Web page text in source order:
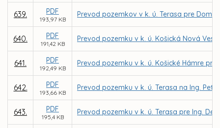
639. PDF
193,97 KB
Prevod pozemkov v k. ú. Terasa pre
640. PDF
191,42 KB
Prevod pozemku v k. ú. Košická Nová
641. PDF
192,49 KB
Prevod pozemku v k. ú. Košické Hámre
642. PDF
193,66 KB
Prevod pozemku v k. ú. Terasa na Ing.
643. PDF
195,4 KB
Prevod pozemku v k. ú. Terasa pre Ing.